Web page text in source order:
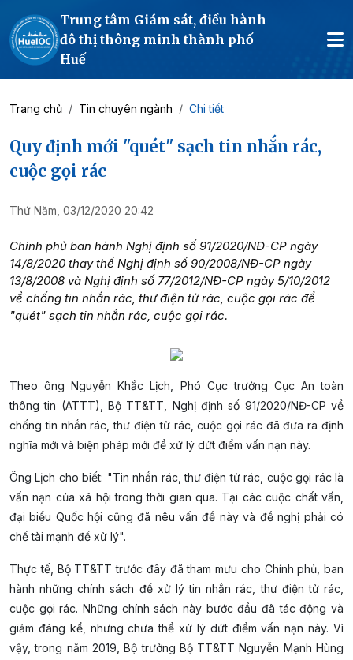
Trung tâm Giám sát, điều hành
đô thị thông minh thành phố
Huế
Trang chủ Tin chuyên ngành Chi tiết
Quy định mới "quét" sạch tin nhắn rác,
cuộc gọi rác
Thứ Năm, 03/12/2020 20:42
Chính phủ ban hành Nghị định số 91/2020/NĐ-CP ngày
14/8/2020 thay thế Nghị định số 90/2008/NĐ-CP ngày
13/8/2008 và Nghị định số 77/2012/NĐ-CP ngày 5/10/2012
về chống tin nhắn rác, thư điện tử rác, cuộc gọi rác để
"quét" sạch tin nhắn rác, cuộc gọi rác.
Theo ông Nguyễn Khắc Lịch, Phó Cục trưởng Cục An toàn
thông tin (ATTT), Bộ TT&TT, Nghị định số 91/2020/NĐ-CP về
chống tin nhắn rác, thư điện tử rác, cuộc gọi rác đã đưa ra định
nghĩa mới và biện pháp mới để xử lý dứt điểm vấn nạn này.
Ông Lịch cho biết: "Tin nhắn rác, thư điện tử rác, cuộc gọi rác là
vấn nạn của xã hội trong thời gian qua. Tại các cuộc chất vấn,
đại biểu Quốc hội cũng đã nêu vấn đề này và đề nghị phải có
chế tài mạnh để xử lý".
Thực tế, Bộ TT&TT trước đây đã tham mưu cho Chính phủ, ban
hành những chính sách để xử lý tin nhắn rác, thư điện tử rác,
cuộc gọi rác. Những chính sách này bước đầu đã tác động và
giảm đáng kể, nhưng chưa thể xử lý dứt điểm vấn nạn này. Vì
vậy, trong năm 2019, Bộ trưởng Bộ TT&TT Nguyễn Mạnh Hùng